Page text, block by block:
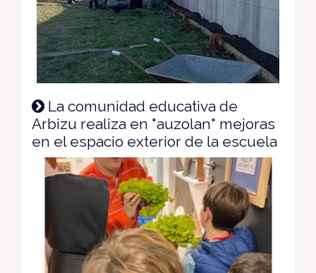
La comunidad educativa de
Arbizu realiza en "auzolan" mejoras
en el espacio exterior de la escuela